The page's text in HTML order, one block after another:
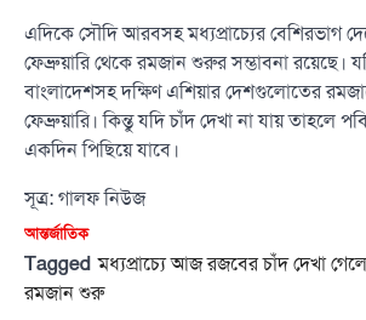
এদিকে সৌদি আরবসহ মধ্যপ্রাচ্যের বেশিরভাগ
ফেব্রুয়ারি থেকে রমজান শুরুর সম্ভাবনা রয়েছে।
বাংলাদেশসহ দক্ষিণ এশিয়ার দেশগুলোতের
ফেব্রুয়ারি। কিন্তু যদি চাঁদ দেখা না যায় তাহলে
একদিন পিছিয়ে যাবে।
সূত্র: গালফ নিউজ
আন্তর্জাতিক
Taggedমধ্যপ্রাচ্যে আজ রজবের চাঁদ দেখা
রমজান শুরু